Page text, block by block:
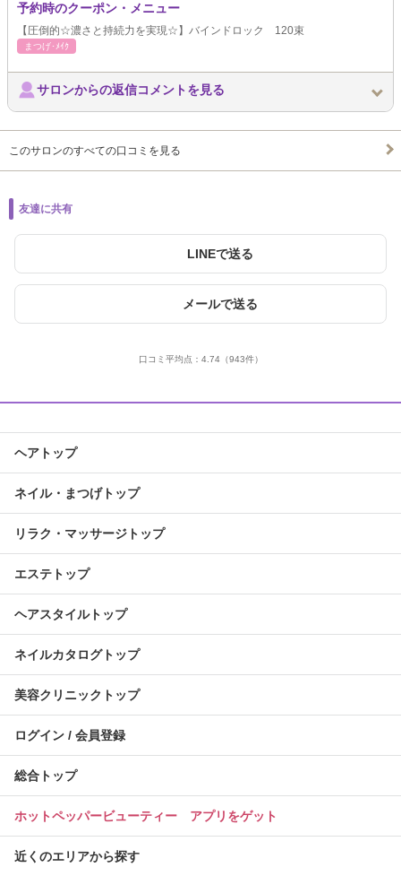
予約時のクーポン・メニュー
【圧倒的☆濃さと持続力を実現☆】バインドロック 120束
まつげ･ﾒｲｸ
サロンからの返信コメントを見る
このサロンのすべての口コミを見る
友達に共有
LINEで送る
メールで送る
口コミ平均点： 4.74（943件）
ヘアトップ
ネイル・まつげトップ
リラク・マッサージトップ
エステトップ
ヘアスタイルトップ
ネイルカタログトップ
美容クリニックトップ
ログイン / 会員登録
総合トップ
ホットペッパービューティー アプリをゲット
近くのエリアから探す